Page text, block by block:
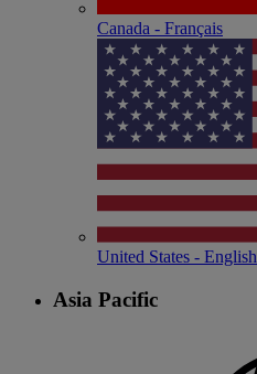
Canada - Français
United States - English
Asia Pacific